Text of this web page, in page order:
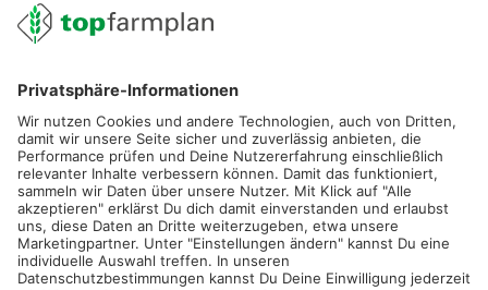
02501 801 44 84
service@topfarmplan.de
Sei immer auf dem Laufenden!
Neue Features, spannende Tipps und hilfreiche Anleitungen!